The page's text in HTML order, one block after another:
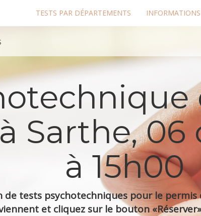
TESTS PAR DÉPARTEMENTS INFORMATIONS
Sarthe, 06
à 15h00
de tests psychotechniques pour le
et cliquez sur le bouton